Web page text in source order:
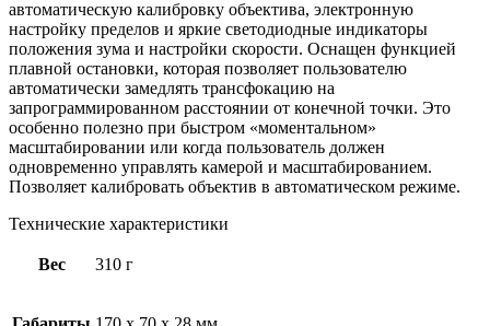
автоматическую калибровку объектива, электронную
настройку пределов и яркие светодиодные индикаторы
положения зума и настройки скорости. Оснащен функцией
плавной остановки, которая позволяет пользователю
автоматически замедлять трансфокацию на
запрограммированном расстоянии от конечной точки. Это
особенно полезно при быстром «моментальном»
масштабировании или когда пользователь должен
одновременно управлять камерой и масштабированием.
Позволяет калибровать объектив в автоматическом режиме.
Технические характеристики
Вес 310 г